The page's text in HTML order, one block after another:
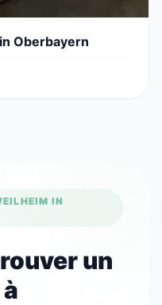
Oberbayern
IN
un